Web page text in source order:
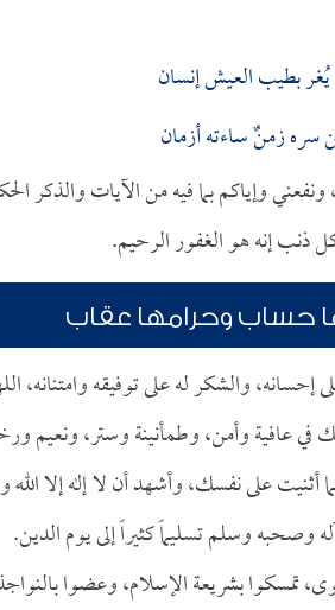
بطيب العيش إنسان
سره زمنٌ ساءته أزمان
ونفعني وإياكم بما فيه من الآيات والذكر
ذنب إنه هو الغفور الرحيم.
حساب وحرامها عقاب
إحسانه، والشكر له على توفيقه
في عافية وأمن، وطمأنينة وستر،
أثنيت على نفسك، وأشهد أن لا إله إلا
وصحبه وسلم تسليماً كثيراً إلى يوم الدين.
تمسكوا بشريعة الإسلام، وعضوا